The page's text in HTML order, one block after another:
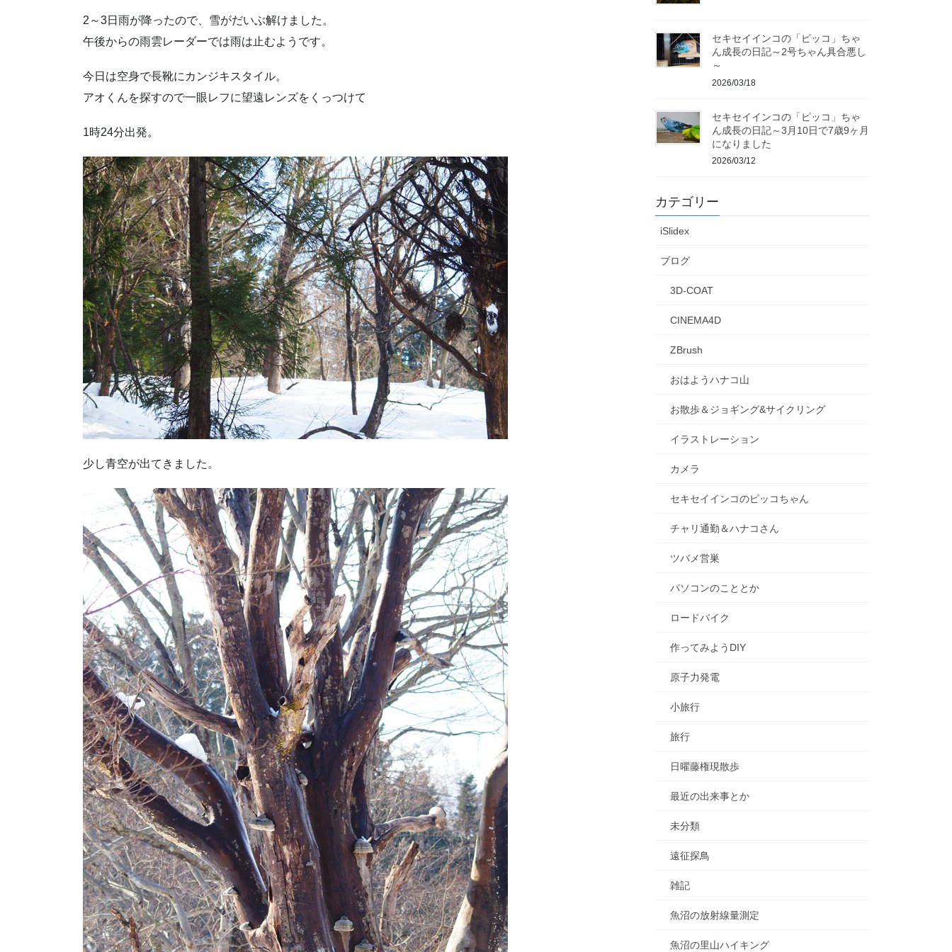
2～3日雨が降ったので、雪がだいぶ解けました。
午後からの雨雲レーダーでは雨は止むようです。
今日は空身で長靴にカンジキスタイル。
アオくんを探すので一眼レフに望遠レンズをくっつけて
1時24分出発。
少し青空が出てきました。
セキセイインコの「ピッコ」ちゃ
ん成長の日記～2号ちゃん具合悪し
～
2026/03/18
セキセイインコの「ピッコ」ちゃ
ん成長の日記～3月10日で7歳9ヶ月
になりました
2026/03/12
カテゴリー
iSlidex
ブログ
3D-COAT
CINEMA4D
ZBrush
おはようハナコ山
お散歩＆ジョギング&サイクリング
イラストレーション
カメラ
セキセイインコのピッコちゃん
チャリ通勤＆ハナコさん
ツバメ営巣
パソコンのこととか
ロードバイク
作ってみようDIY
原子力発電
小旅行
旅行
日曜藤権現散歩
最近の出来事とか
未分類
遠征探鳥
雑記
魚沼の放射線量測定
魚沼の里山ハイキング